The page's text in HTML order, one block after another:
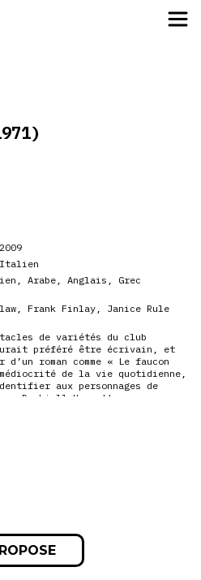
Arabe, Anglais, Grec
Frank Finlay, Janice Rule
de variétés du club
préféré être écrivain, et
roman comme « Le faucon
de la vie quotidienne,
aux personnages de
Dashiell Hammett
par Humphrey Bogart, il fait
sous le nom de Sam
et lui verse une importante